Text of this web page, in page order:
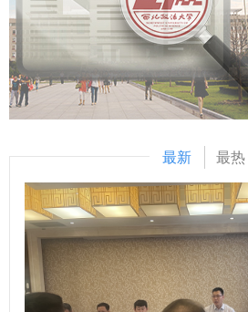
外刑事法治与国别检察司法研究中心
检察总长网站建设，编译东盟国家《
典》等二十余部法典等，在服务检察
了积极作用。下一步，希望学校进一
质效做好智库服务，统筹好校内各部
涉外检察人才培养工作搭建平台。 刘
院长冯卫国共同签署科研项目委托书
学涉外刑事法治与国别检察司法中心
西北政法大学湾区研究院共同研发的“
入试运行阶段。 学校发展规划与学科
处、国际交流与合作处、经济学院、
培养事关司法审判的国际形象，事关
是涉外司法审判的基础性工程，西安
院校携手、深化合作，加大涉外领域
度，进一步拓宽涉外法治人才培养路
源源不断注入动能，努力搭建法学理
调研平台，加强人才互动交流，在全
队伍中凸显西安法院的地位作用，在
征程上奋力谱写涉外司法审判勇争一
西北政法大学党委副书记、校长范九
为古丝绸之路起点和“一带一路”核心
建设中肩负重任。西北政法大学作为
地，将以此次签约为新起点，依托高
最新 最热